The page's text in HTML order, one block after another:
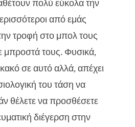
πολύ εύκολα την
από εμάς
τροφή στο μπολ τους
μπροστά τους. Φυσικά,
σε αυτό αλλά, απέχει
του τάση να
θέλετε να προσθέσετε
διέγερση στην